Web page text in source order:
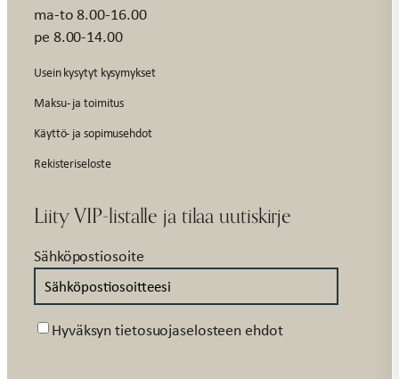
ma-to 8.00-16.00
pe 8.00-14.00
Usein kysytyt kysymykset
Maksu- ja toimitus
Käyttö- ja sopimusehdot
Rekisteriseloste
Liity VIP-listalle ja tilaa uutiskirje
Sähköpostiosoite
Suostumus
Hyväksyn tietosuojaselosteen ehdot